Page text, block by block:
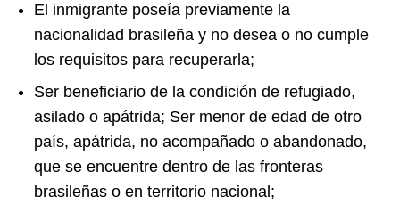
El inmigrante poseía previamente la
nacionalidad brasileña y no desea o no cumple
los requisitos para recuperarla;
Ser beneficiario de la condición de refugiado,
asilado o apátrida; Ser menor de edad de otro
país, apátrida, no acompañado o abandonado,
que se encuentre dentro de las fronteras
brasileñas o en territorio nacional;